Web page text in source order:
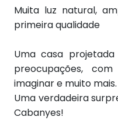
Muita luz natural,
primeira qualidade
Uma casa
preocupações,
imaginar e muito mais.
Uma verdadeira
Cabanyes!